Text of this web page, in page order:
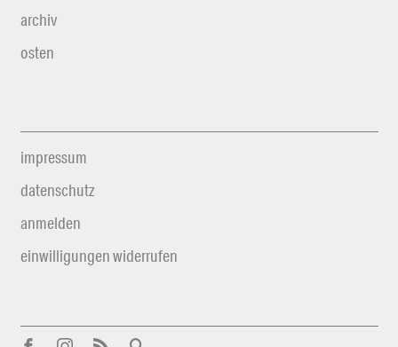
archiv
osten
impressum
datenschutz
anmelden
einwilligungen widerrufen